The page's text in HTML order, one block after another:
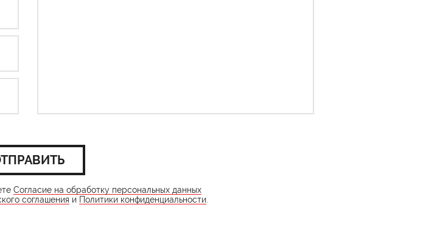
Согласие на обработку персональных данных
соглашения и Политики конфиденциальности